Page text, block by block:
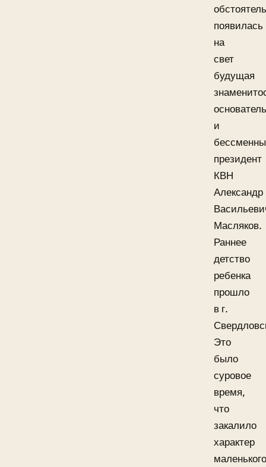
появилась
на
свет
будущая
основатель
и
президент
КВН
Александр
Масляков.
Раннее
детство
ребенка
прошло
в г.
Это
было
суровое
время,
что
закалило
характер
маленького